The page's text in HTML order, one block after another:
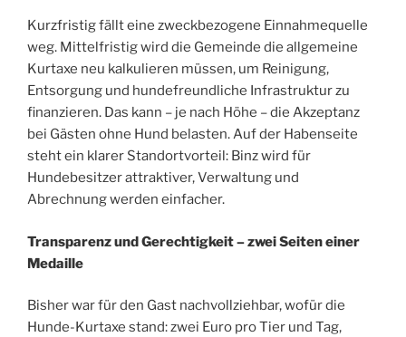
Kurzfristig fällt eine zweckbezogene Einnahmequelle
weg. Mittelfristig wird die Gemeinde die allgemeine
Kurtaxe neu kalkulieren müssen, um Reinigung,
Entsorgung und hundefreundliche Infrastruktur zu
finanzieren. Das kann – je nach Höhe – die Akzeptanz
bei Gästen ohne Hund belasten. Auf der Habenseite
steht ein klarer Standortvorteil: Binz wird für
Hundebesitzer attraktiver, Verwaltung und
Abrechnung werden einfacher.
Transparenz und Gerechtigkeit – zwei Seiten einer
Medaille
Bisher war für den Gast nachvollziehbar, wofür die
Hunde-Kurtaxe stand: zwei Euro pro Tier und Tag,